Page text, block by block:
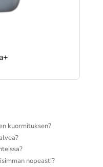
kuormituksen?
nopeasti?